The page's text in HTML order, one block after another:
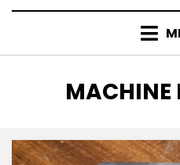
TAG
:
MACHINE